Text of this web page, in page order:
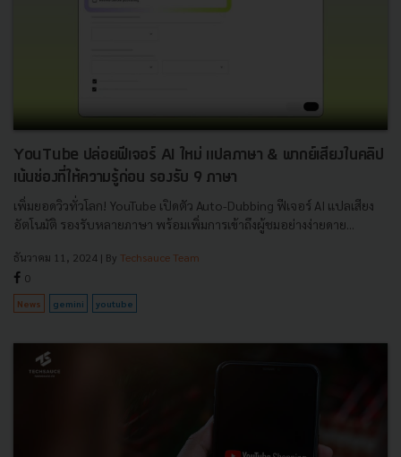
YouTube ปล่อยฟีเจอร์ AI ใหม่ แปลภาษา & พากย์เสียงในคลิป
เน้นช่องที่ให้ความรู้ก่อน รองรับ 9 ภาษา
เพิ่มยอดวิวทั่วโลก! YouTube เปิดตัว Auto-Dubbing ฟีเจอร์ AI แปลเสียง
อัตโนมัติ รองรับหลายภาษา พร้อมเพิ่มการเข้าถึงผู้ชมอย่างง่ายดาย...
ธันวาคม 11, 2024 | By Techsauce Team
0
News gemini youtube